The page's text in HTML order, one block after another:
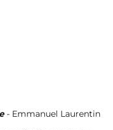
- Emmanuel Laurentin